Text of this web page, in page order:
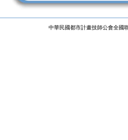
中華民國都市計畫技師公會全國